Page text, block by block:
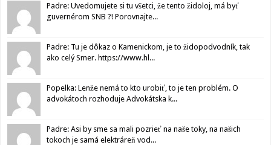
Padre: Uvedomujete si tu všetci, že tento židoloj, má byť
guvernérom SNB ?! Porovnajte...
Padre: Tu je dôkaz o Kamenickom, je to židopodvodník, tak
ako celý Smer. https://www.hl...
Popelka: Lenže nemá to kto urobiť, to je ten problém. O
advokátoch rozhoduje Advokátska k...
Padre: Asi by sme sa mali pozrieť na naše toky, na našich
tokoch je samá elektráreň vod...